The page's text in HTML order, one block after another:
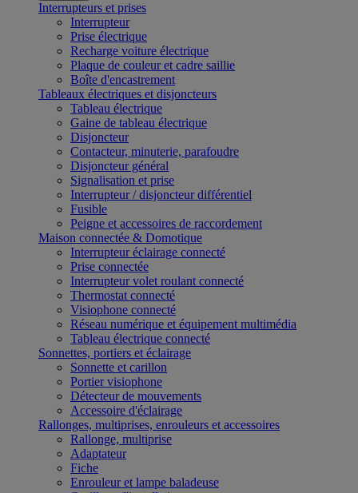
Interrupteurs et prises
Interrupteur
Prise électrique
Recharge voiture électrique
Plaque de couleur et cadre saillie
Boîte d'encastrement
Tableaux électriques et disjoncteurs
Tableau électrique
Gaine de tableau électrique
Disjoncteur
Contacteur, minuterie, parafoudre
Disjoncteur général
Signalisation et prise
Interrupteur / disjoncteur différentiel
Fusible
Peigne et accessoires de raccordement
Maison connectée & Domotique
Interrupteur éclairage connecté
Prise connectée
Interrupteur volet roulant connecté
Thermostat connecté
Visiophone connecté
Réseau numérique et équipement multimédia
Tableau électrique connecté
Sonnettes, portiers et éclairage
Sonnette et carillon
Portier visiophone
Détecteur de mouvements
Accessoire d'éclairage
Rallonges, multiprises, enrouleurs et accessoires
Rallonge, multiprise
Adaptateur
Fiche
Enrouleur et lampe baladeuse